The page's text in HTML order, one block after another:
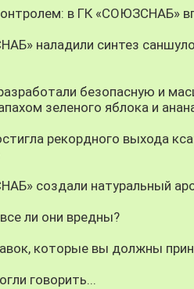
в ГК «СОЮЗСНАБ»
наладили синтез
безопасную и
зеленого яблока и
рекордного выхода
создали натуральный
ли они вредны?
которые вы должны
говорить...